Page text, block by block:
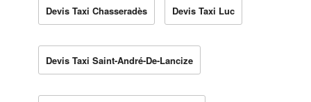
Devis Taxi Chasseradès Devis Taxi Luc
Devis Taxi Saint-André-De-Lancize